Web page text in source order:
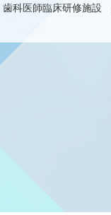
歯科医師臨床研修施設